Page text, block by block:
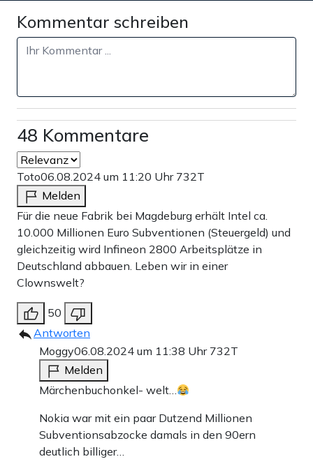
Kommentar schreiben
48 Kommentare
Toto06.08.2024 um 11:20 Uhr 732T
Melden
Für die neue Fabrik bei Magdeburg erhält Intel ca.
10.000 Millionen Euro Subventionen (Steuergeld) und
gleichzeitig wird Infineon 2800 Arbeitsplätze in
Deutschland abbauen. Leben wir in einer
Clownswelt?
50
Antworten
Moggy06.08.2024 um 11:38 Uhr 732T
Melden
Märchenbuchonkel- welt…
Nokia war mit ein paar Dutzend Millionen
Subventionsabzocke damals in den 90ern
deutlich billiger…